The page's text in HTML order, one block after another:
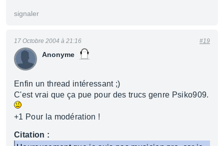
signaler
Anonyme
17 Octobre 2004 à 21:16 #19
Enfin un thread intéressant ;)
C'est vrai que ça pue pour des trucs genre Psiko909.
+1 Pour la modération !
Citation :